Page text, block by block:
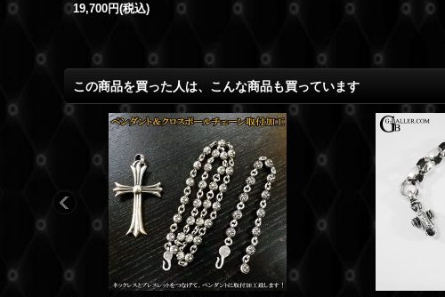
19,700円(税込)
この商品を買った人は、こんな商品も買っています